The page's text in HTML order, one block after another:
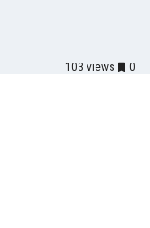
103 views 0